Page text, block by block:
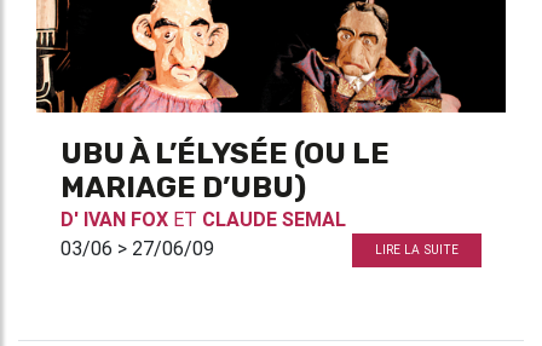
UBU À L’ÉLYSÉE (OU LE
MARIAGE D’UBU)
D' IVAN FOX ET CLAUDE SEMAL
03/06 > 27/06/09
LIRE LA SUITE